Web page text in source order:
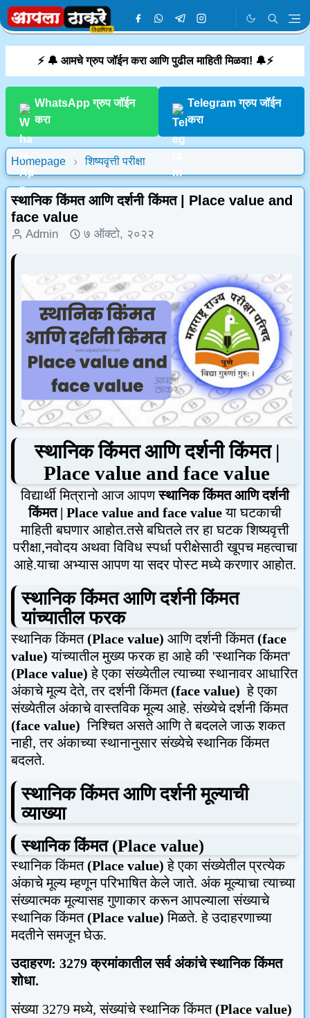
⚡ 🔔 आमचे ग्रुप जॉईन करा आणि पुढील माहिती मिळवा! 🔔⚡
WhatsApp ग्रुप जॉईन
करा
Telegram ग्रुप जॉईन
करा
Homepage शिष्यवृत्ती परीक्षा
स्थानिक किंमत आणि दर्शनी किंमत | Place value and
face value
Admin ७ ऑक्टो, २०२२
स्थानिक किंमत आणि दर्शनी किंमत |
Place value and face value
विद्यार्थी मित्रानो आज आपणस्थानिक किंमत आणि दर्शनी
किंमत | Place value and face valueया घटकाची
माहिती बघणार आहोत.तसे बघितले तर हा घटक शिष्यवृत्ती
परीक्षा,नवोदय अथवा विविध स्पर्धा परीक्षेसाठी खूपच महत्वाचा
आहे.याचा अभ्यास आपण या सदर पोस्ट मध्ये करणार आहोत.
स्थानिक किंमत आणि दर्शनी किंमत
यांच्यातील फरक
स्थानिक किंमत(Place value) आणि दर्शनी किंमत(face
value) यांच्यातील मुख्य फरक हा आहे की 'स्थानिक किंमत'
(Place value) हे एका संख्येतील त्याच्या स्थानावर आधारित
अंकाचे मूल्य देते,तर दर्शनी किंमत(face value) हे एका
संख्येतील अंकाचे वास्तविक मूल्य आहे. संख्येचे दर्शनी किंमत
(face value) निश्चित असते आणि ते बदलले जाऊ शकत
नाही,तर अंकाच्या स्थानानुसार संख्येचे स्थानिक किंमत
बदलते.
स्थानिक किंमत आणि दर्शनी मूल्याची
व्याख्या
स्थानिक किंमत (Place value)
स्थानिक किंमत(Place value) हे एका संख्येतील प्रत्येक
अंकाचे मूल्य म्हणून परिभाषित केले जाते. अंक मूल्याचा त्याच्या
संख्यात्मक मूल्यासह गुणाकार करून आपल्याला संख्याचे
स्थानिक किंमत (Place value) मिळते. हे उदाहरणाच्या
मदतीने समजून घेऊ.
उदाहरण: 3279क्रमांकातील सर्व अंकांचे स्थानिक किंमत
शोधा.
संख्या 3279मध्ये,संख्यांचे स्थानिक किंमत(Place value)